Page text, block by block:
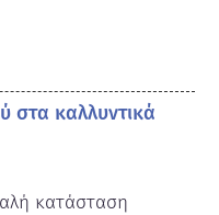
στα καλλυντικά
κατάσταση